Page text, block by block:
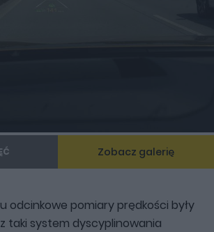
Zobacz galerię
odcinkowe pomiary prędkości były
taki system dyscyplinowania